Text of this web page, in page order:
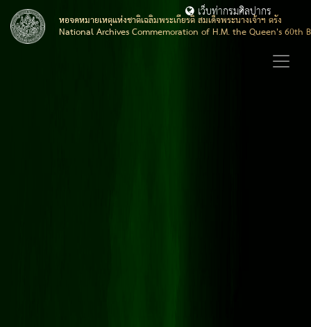
หอจดหมายเหตุแห่งชาติเฉลิมพระเกียรติ สมเด็จพระนางเจ้าฯ ตรัง
National Archives Commemoration of H.M. the Queen's 60th
เว็บท่ากรมศิลปากร